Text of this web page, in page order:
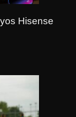
Hisense